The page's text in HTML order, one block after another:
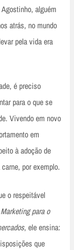
alguém
atrás, no mundo
pela vida era
é preciso
para o que se
Vivendo em novo
em
à adoção de
por exemplo.
o respeitável
Marketing para o
, ele ensina:
que